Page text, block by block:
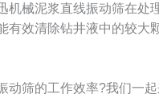
泥浆直线振动筛在处
效清除钻井液中的较大
筛的工作效率?我们一起